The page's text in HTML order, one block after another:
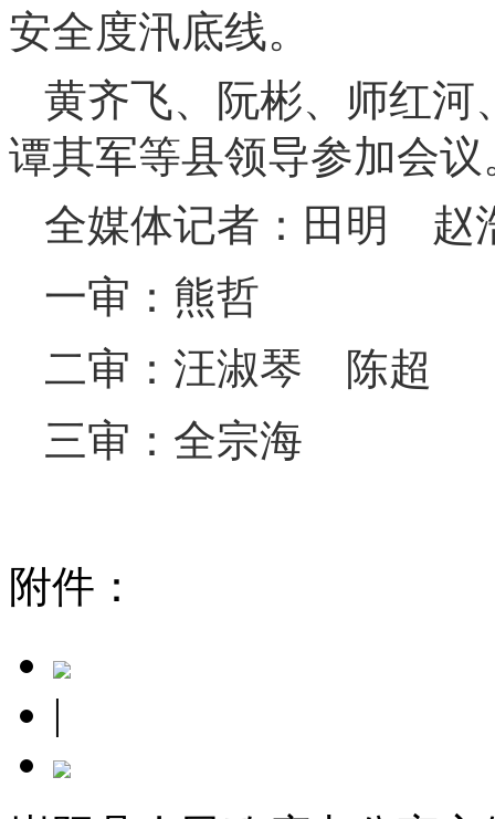
安全度汛底线。
黄齐飞、阮彬、师红河
谭其军等县领导参加会议
全媒体记者：田明 赵
一审：熊哲
二审：汪淑琴 陈超
三审：全宗海
附件：
|